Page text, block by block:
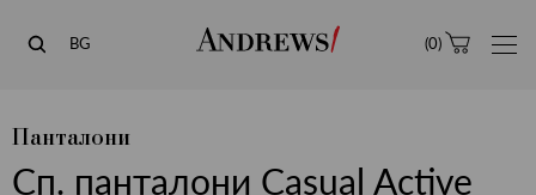
Andrews
BG (0)
Панталони
Сп. панталони Casual Active